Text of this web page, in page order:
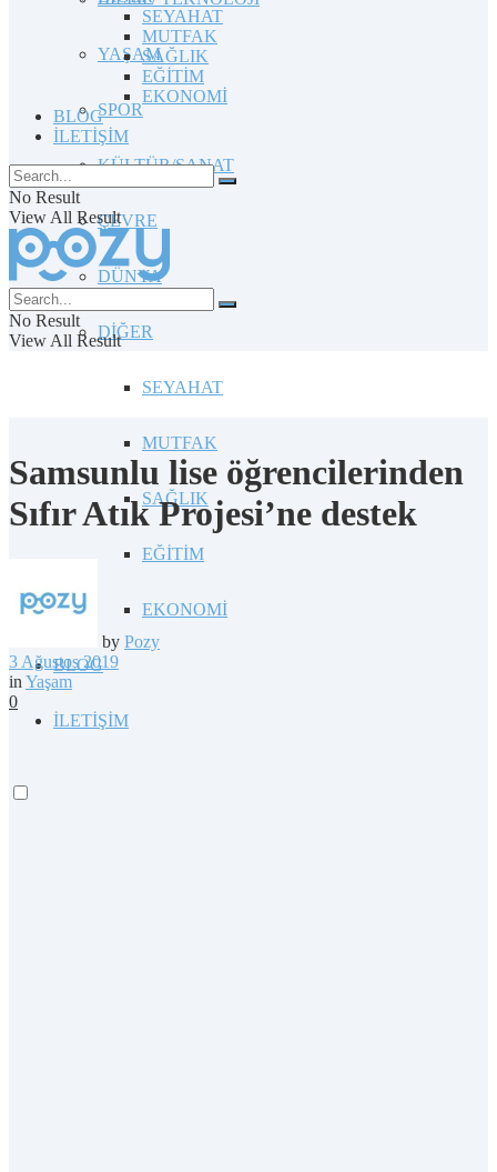
YAŞAM
SPOR
KÜLTÜR/SANAT
ÇEVRE
DÜNYA
DİĞER
SEYAHAT
MUTFAK
SAĞLIK
EĞİTİM
EKONOMİ
BLOG
İLETİŞİM
SEYAHAT
MUTFAK
SAĞLIK
EĞİTİM
EKONOMİ
BLOG
İLETİŞİM
No Result
View All Result
No Result
View All Result
Samsunlu lise öğrencilerinden
Sıfır Atık Projesi’ne destek
by Pozy
3 Ağustos 2019
in Yaşam
0